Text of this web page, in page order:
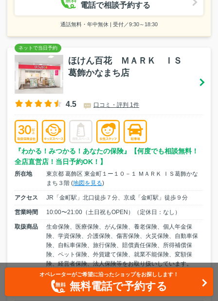
電話で相談予約する
通話無料・年中無休 | 受付／9:30～18:30
ほけん百花 ＭＡＲＫ ＩＳ
葛飾かなまち店
4.5 口コミ・評判 1件
『わかる！みつかる！あなたの保険』【何度でも相談無料！
全店直営店！当日予約OK！】
所在地
東京都 葛飾区 東金町１ー１０－１ ＭＡＲＫ ＩＳ葛飾かな
まち３階 (地図を見る)
アクセス JR「金町駅」北口徒歩７分、京成「金町駅」徒歩９分
営業時間 10:00〜21:00（土日祝もOPEN）（定休日：なし）
取扱商品
生命保険、医療保険、がん保険、養老保険、個人年金保
険、学資保険、介護保険、傷害保険、火災保険、自動車保
険、自転車保険、旅行保険、賠償責任保険、所得補償保
険、ペット保険、外貨建て保険、就業不能保険、変額保
険、経営者保険、法人保険等をお取り扱いしています。
店舗への相談予約はこちらから
オペレーターがご希望に沿ったショップをお探しします！
無料電話で予約する